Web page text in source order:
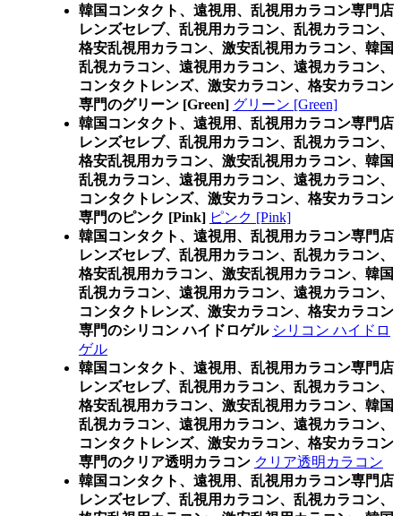
韓国コンタクト、遠視用、乱視用カラコン専門店
レンズセレブ、乱視用カラコン、乱視カラコン、
格安乱視用カラコン、激安乱視用カラコン、韓国
乱視カラコン、遠視用カラコン、遠視カラコン、
コンタクトレンズ、激安カラコン、格安カラコン
専門のグリーン [Green] グリーン [Green]
韓国コンタクト、遠視用、乱視用カラコン専門店
レンズセレブ、乱視用カラコン、乱視カラコン、
格安乱視用カラコン、激安乱視用カラコン、韓国
乱視カラコン、遠視用カラコン、遠視カラコン、
コンタクトレンズ、激安カラコン、格安カラコン
専門のピンク [Pink] ピンク [Pink]
韓国コンタクト、遠視用、乱視用カラコン専門店
レンズセレブ、乱視用カラコン、乱視カラコン、
格安乱視用カラコン、激安乱視用カラコン、韓国
乱視カラコン、遠視用カラコン、遠視カラコン、
コンタクトレンズ、激安カラコン、格安カラコン
専門のシリコン ハイドロゲル シリコン ハイドロ
ゲル
韓国コンタクト、遠視用、乱視用カラコン専門店
レンズセレブ、乱視用カラコン、乱視カラコン、
格安乱視用カラコン、激安乱視用カラコン、韓国
乱視カラコン、遠視用カラコン、遠視カラコン、
コンタクトレンズ、激安カラコン、格安カラコン
専門のクリア透明カラコン クリア透明カラコン
韓国コンタクト、遠視用、乱視用カラコン専門店
レンズセレブ、乱視用カラコン、乱視カラコン、